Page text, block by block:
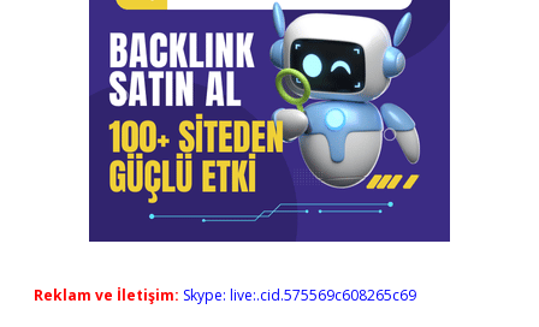
Reklam ve İletişim: Skype: live:.cid.575569c608265c69